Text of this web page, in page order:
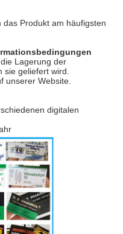
Produkt am häufigsten
Lagerung der
geliefert wird.
unserer Website.
digitalen